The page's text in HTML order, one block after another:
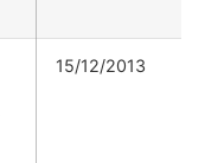
15/12/2013